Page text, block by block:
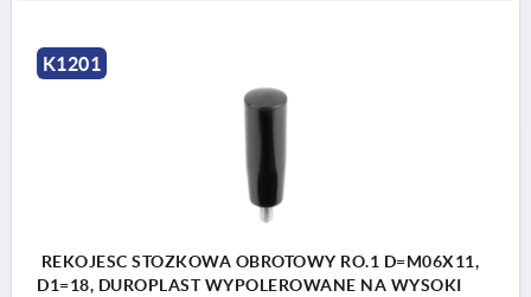
K1201
REKOJESC STOZKOWA OBROTOWY RO.1 D=M06X11,
D1=18, DUROPLAST WYPOLEROWANE NA WYSOKI